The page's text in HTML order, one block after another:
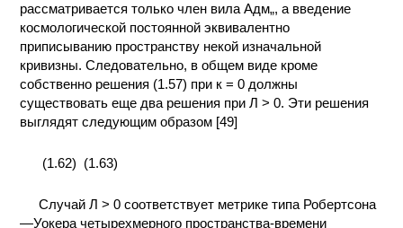
рассматривается только член вила Адм„, а введение
космологической постоянной эквивалентно
приписыванию пространству некой изначальной
кривизны. Следовательно, в общем виде кроме
собственно решения (1.57) при к = 0 должны
существовать еще два решения при Л > 0. Эти решения
выглядят следующим образом [49]
(1.62) (1.63)
Случай Л > 0 соответствует метрике типа Робертсона
—Уокера четырехмерного пространства-времени